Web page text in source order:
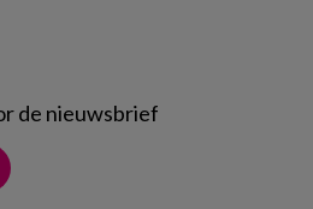
de nieuwsbrief